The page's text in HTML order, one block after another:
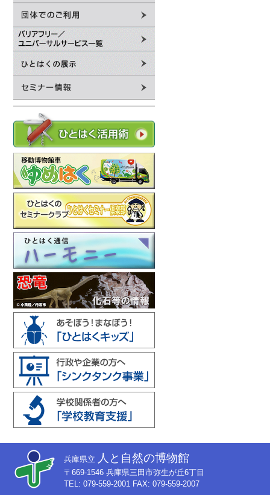
兵庫県立 人と自然の博物館
〒669-1546 兵庫県三田市弥生が丘6丁目
TEL: 079-559-2001 FAX: 079-559-2007